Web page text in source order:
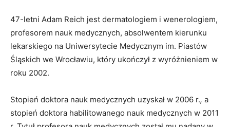
47-letni Adam Reich jest dermatologiem i wenerologiem,
profesorem nauk medycznych, absolwentem kierunku
lekarskiego na Uniwersytecie Medycznym im. Piastów
Śląskich we Wrocławiu, który ukończył z wyróżnieniem w
roku 2002.
Stopień doktora nauk medycznych uzyskał w 2006 r., a
stopień doktora habilitowanego nauk medycznych w 2011